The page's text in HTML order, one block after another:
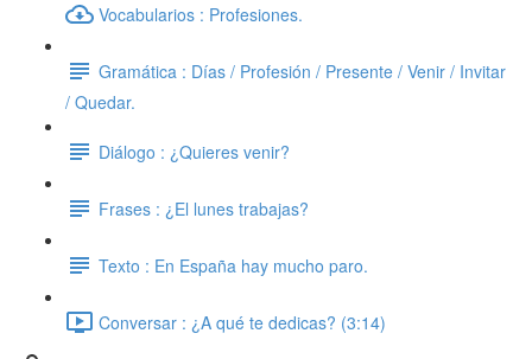
Vocabularios : Profesiones.
Gramática : Días / Profesión / Presente / Venir / Invitar
/ Quedar.
Diálogo : ¿Quieres venir?
Frases : ¿El lunes trabajas?
Texto : En España hay mucho paro.
Conversar : ¿A qué te dedicas? (3:14)